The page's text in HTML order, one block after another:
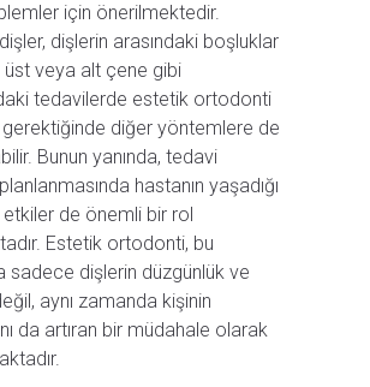
için önerilmektedir.
dişlerin arasındaki boşluklar
üst veya alt çene gibi
tedavilerde estetik ortodonti
diğer yöntemlere de
Bunun yanında, tedavi
hastanın yaşadığı
de önemli bir rol
Estetik ortodonti, bu
sadece dişlerin düzgünlük ve
aynı zamanda kişinin
da artıran bir müdahale olarak